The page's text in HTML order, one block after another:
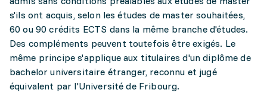
s'ils ont acquis, selon les études de master souhaitées,
60 ou 90 crédits ECTS dans la même branche d'études.
Des compléments peuvent toutefois être exigés. Le
même principe s'applique aux titulaires d'un diplôme de
bachelor universitaire étranger, reconnu et jugé
équivalent par l'Université de Fribourg.